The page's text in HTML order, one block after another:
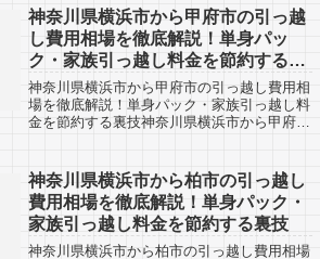
考にしてください。神奈川県横浜市から旭
川...
神奈川県横浜市から甲府市の引っ越
し費用相場を徹底解説！単身パッ
ク・家族引っ越し料金を節約する裏
技
神奈川県横浜市から甲府市の引っ越し費用相
場を徹底解説！単身パック・家族引っ越し料
金を節約する裏技神奈川県横浜市から甲府市
さい。甲府市までは約150kmと長距離に...
神奈川県横浜市から柏市の引っ越し
費用相場を徹底解説！単身パック・
家族引っ越し料金を節約する裏技
神奈川県横浜市から柏市の引っ越し費用相場